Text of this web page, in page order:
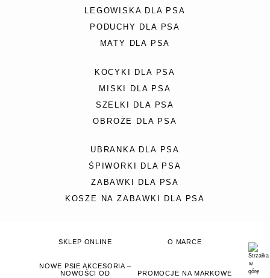
LEGOWISKA DLA PSA
PODUCHY DLA PSA
MATY DLA PSA
KOCYKI DLA PSA
MISKI DLA PSA
SZELKI DLA PSA
OBROŻE DLA PSA
UBRANKA DLA PSA
ŚPIWORKI DLA PSA
ZABAWKI DLA PSA
KOSZE NA ZABAWKI DLA PSA
SKLEP ONLINE O MARCE
NOWE PSIE AKCESORIA –
NOWOŚCI OD
PROMOCJE NA MARKOWE